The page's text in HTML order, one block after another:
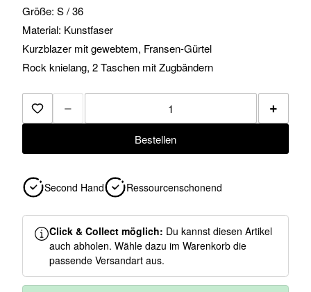
Größe: S / 36
Material: Kunstfaser
Kurzblazer mit gewebtem, Fransen-Gürtel
Rock knielang, 2 Taschen mit Zugbändern
Zur Merkliste hinzufügen
− +
Bestellen
Second Hand Ressourcenschonend
Click & Collect möglich: Du kannst diesen Artikel
auch abholen. Wähle dazu im Warenkorb die
passende Versandart aus.